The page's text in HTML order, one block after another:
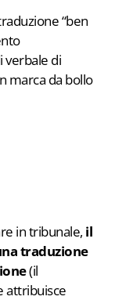
“ben
verbale di
marca da bollo
in tribunale, il
traduzione
(il
attribuisce